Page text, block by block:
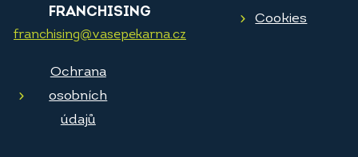
FRANCHISING
franchising@vasepekarna.cz
Cookies
Ochrana
osobních
údajů